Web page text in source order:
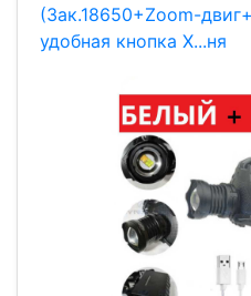
(3ак.18650+Zoom-
удобная кнопка Х...ня